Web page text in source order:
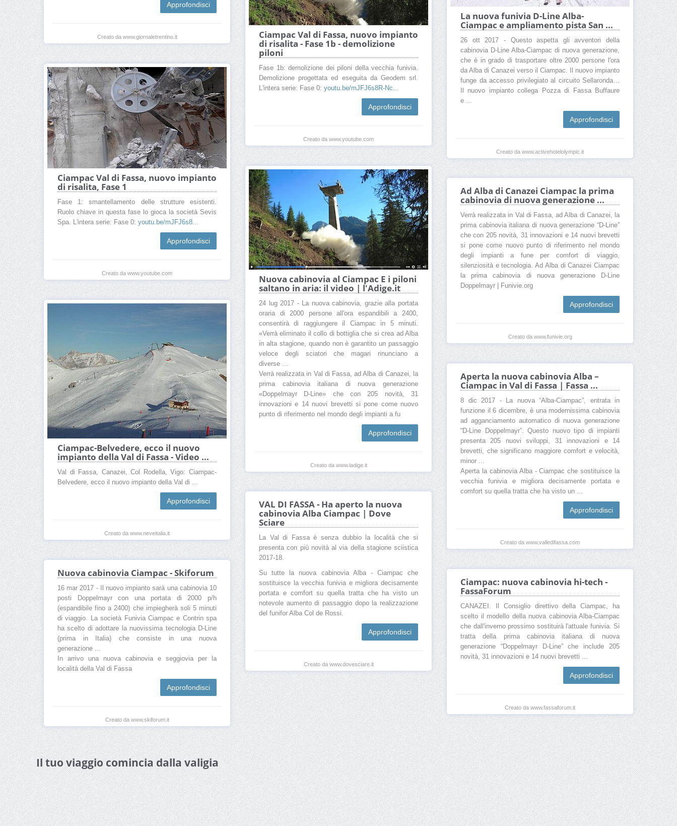
Approfondisci
Creato da www.giornaletrentino.it
La nuova funivia D-Line Alba-
Ciampac e ampliamento pista San ...
26 ott 2017 - Questo aspetta gli avventori della
cabinovia D-Line Alba-Ciampac di nuova generazione,
che è in grado di trasportare oltre 2000 persone l'ora
da Alba di Canazei verso il Ciampac. Il nuovo impianto
funge da accesso privilegiato al circuito Sellaronda…
Il nuovo impianto collega Pozza di Fassa Buffaure
e ...
Approfondisci
Creato da www.activehotelolympic.it
Ciampac Val di Fassa, nuovo impianto
di risalita - Fase 1b - demolizione
piloni
Fase 1b: demolizione dei piloni della vecchia funivia.
Demolizione progettata ed eseguita da Geodem srl.
L'intera serie: Fase 0: youtu.be/mJFJ6s8R-Nc...
Approfondisci
Creato da www.youtube.com
Ciampac Val di Fassa, nuovo impianto
di risalita, Fase 1
Fase 1: smantellamento delle strutture esistenti.
Ruolo chiave in questa fase lo gioca la società Sevis
Spa. L'intera serie: Fase 0: youtu.be/mJFJ6s8...
Approfondisci
Creato da www.youtube.com Nuova cabinovia al Ciampac E i piloni
saltano in aria: il video | l'Adige.it
24 lug 2017 - La nuova cabinovia, grazie alla portata
oraria di 2000 persone all'ora espandibili a 2400,
consentirà di raggiungere il Ciampac in 5 minuti.
«Verrà eliminato il collo di bottiglia che si crea ad Alba
in alta stagione, quando non è garantito un passaggio
veloce degli sciatori che magari rinunciano a
diverse ...
Verrà realizzata in Val di Fassa, ad Alba di Canazei, la
prima cabinovia italiana di nuova generazione
«Doppelmayr D-Line» che con 205 novità, 31
innovazioni e 14 nuovi brevetti si pone come nuovo
punto di riferimento nel mondo degli impianti a fu
Approfondisci
Creato da www.ladige.it
Ad Alba di Canazei Ciampac la prima
cabinovia di nuova generazione ...
Verrà realizzata in Val di Fassa, ad Alba di Canazei, la
prima cabinovia italiana di nuova generazione “D-Line”
che con 205 novità, 31 innovazioni e 14 nuovi brevetti
si pone come nuovo punto di riferimento nel mondo
degli impianti a fune per comfort di viaggio,
silenziosità e tecnologia. Ad Alba di Canazei Ciampac
la prima cabinovia di nuova generazione D-Line
Doppelmayr | Funivie.org
Approfondisci
Creato da www.funivie.org
Ciampac-Belvedere, ecco il nuovo
impianto della Val di Fassa - Video ...
Val di Fassa, Canazei, Col Rodella, Vigo: Ciampac-
Belvedere, ecco il nuovo impianto della Val di ...
Approfondisci
Creato da www.neveitalia.it
Aperta la nuova cabinovia Alba –
Ciampac in Val di Fassa | Fassa ...
8 dic 2017 - La nuova “Alba-Ciampac”, entrata in
funzione il 6 dicembre, è una modernissima cabinovia
ad agganciamento automatico di nuova generazione
“D-Line Doppelmayr”. Questo nuovo tipo di impianti
presenta 205 nuovi sviluppi, 31 innovazioni e 14
brevetti, che significano maggiore comfort e velocità,
minor ...
Aperta la cabinovia Alba - Ciampac che sostituisce la
vecchia funivia e migliora decisamente portata e
comfort su quella tratta che ha visto un ...
Approfondisci
Creato da www.valledifassa.com
VAL DI FASSA - Ha aperto la nuova
cabinovia Alba Ciampac | Dove
Sciare
La Val di Fassa è senza dubbio la località che si
presenta con più novità al via della stagione sciistica
2017-18.
Su tutte la nuova cabinovia Alba - Ciampac che
sostituisce la vecchia funivia e migliora decisamente
portata e comfort su quella tratta che ha visto un
notevole aumento di passaggio dopo la realizzazione
del funifor Alba Col de Rossi.
Approfondisci
Creato da www.dovesciare.it
Nuova cabinovia Ciampac - Skiforum
16 mar 2017 - Il nuovo impianto sarà una cabinovia 10
posti Doppelmayr con una portata di 2000 p/h
(espandibile fino a 2400) che impiegherà soli 5 minuti
di viaggio. La società Funivia Ciampac e Contrin spa
ha scelto di adottare la nuovissima tecnologia D-Line
(prima in Italia) che consiste in una nuova
generazione ...
In arrivo una nuova cabinovia e seggiovia per la
località della Val di Fassa
Approfondisci
Creato da www.skiforum.it
Ciampac: nuova cabinovia hi-tech -
FassaForum
CANAZEI. Il Consiglio direttivo della Ciampac, ha
scelto il modello della nuova cabinovia Alba-Ciampac
che dall'inverno prossimo sostituirà l'attuale funivia. Si
tratta della prima cabinovia italiana di nuova
generazione “Doppelmayr D-Line” che include 205
novità, 31 innovazioni e 14 nuovi brevetti ...
Approfondisci
Creato da www.fassaforum.it
Il tuo viaggio comincia dalla valigia